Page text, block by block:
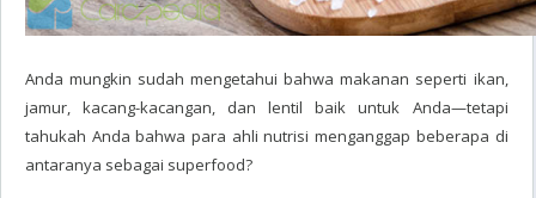
Anda mungkin sudah mengetahui bahwa makanan seperti ikan,
jamur, kacang-kacangan, dan lentil baik untuk Anda—tetapi
tahukah Anda bahwa para ahli nutrisi menganggap beberapa di
antaranya sebagai superfood?